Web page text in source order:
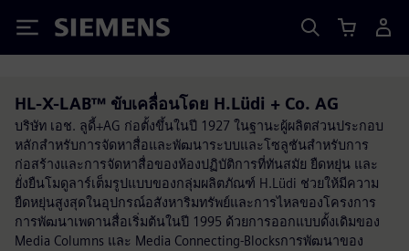
Siemens
HL-X-LAB™ ขับเคลื่อนโดย H.Lüdi + Co. AG
บริษัท เอช. ลูดี้+AG ก่อตั้งขึ้นในปี 1927 ในฐานะผู้ผลิตส่วนประกอบ
หลักสำหรับการจัดหาสื่อและพัฒนาระบบและโซลูชันสำหรับการ
ก่อสร้างและการจัดหาสื่อของห้องปฏิบัติการที่ทันสมัย ยืดหยุ่น และ
ยั่งยืนโมดูลาร์เต็มรูปแบบของกลุ่มผลิตภัณฑ์ H.Lüdi ช่วยให้มีความ
ยืดหยุ่นสูงสุดในอุปกรณ์อสังหาริมทรัพย์และการไหลของโครงการ
การพัฒนาเพดานสื่อเริ่มต้นในปี 1995 ด้วยการออกแบบดั้งเดิมของ
Media Columns และ Media Connecting-Blocksการพัฒนาของ